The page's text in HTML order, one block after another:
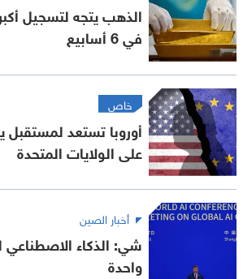
الذهب يتجه لتسجيل
في 6 أسابيع
خاص
أوروبا تستعد لمستقبل
على الولايات المتحدة
أخبار الصين
شي: الذكاء الاصطناعي
واحدة